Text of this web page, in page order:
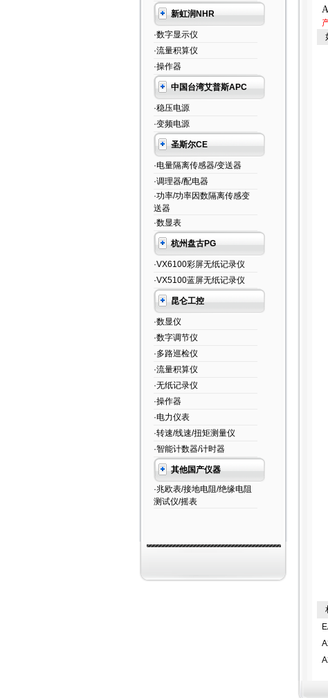
新虹润NHR
·数字显示仪
·流量积算仪
·操作器
中国台湾艾普斯APC
·稳压电源
·变频电源
圣斯尔CE
·电量隔离传感器/变送器
·调理器/配电器
·功率/功率因数隔离传感变
送器
·数显表
杭州盘古PG
·VX6100彩屏无纸记录仪
·VX5100蓝屏无纸记录仪
昆仑工控
·数显仪
·数字调节仪
·多路巡检仪
·流量积算仪
·无纸记录仪
·操作器
·电力仪表
·转速/线速/扭矩测量仪
·智能计数器/计时器
其他国产仪器
·兆欧表/接地电阻/绝缘电阻
测试仪/摇表